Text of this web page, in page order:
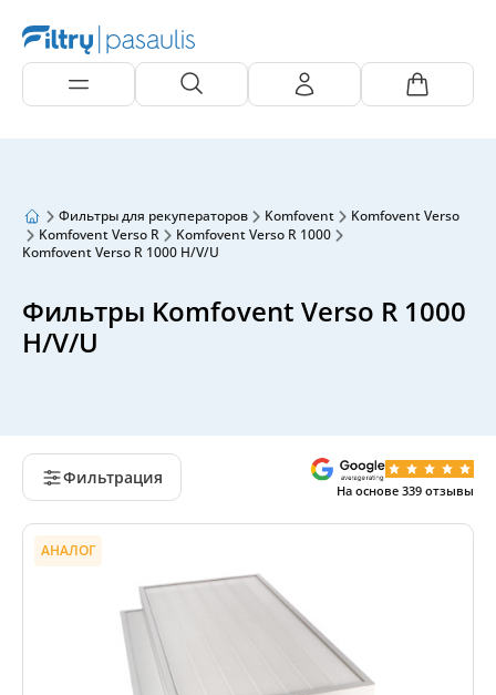
Фильтры для рекуператоров Komfovent
Komfovent Verso
Komfovent Verso R
Komfovent Verso R 1000
Komfovent Verso R 1000 H/V/U
Фильтры Komfovent Verso R 1000
H/V/U
Фильтрация
На основе 339 отзывы
АНАЛОГ